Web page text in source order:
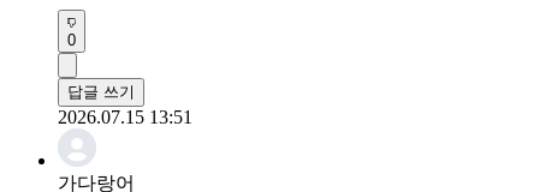
0
답글 쓰기
2026.07.15 13:51
가다랑어